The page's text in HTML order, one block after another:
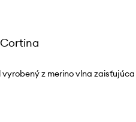
z merino vlna